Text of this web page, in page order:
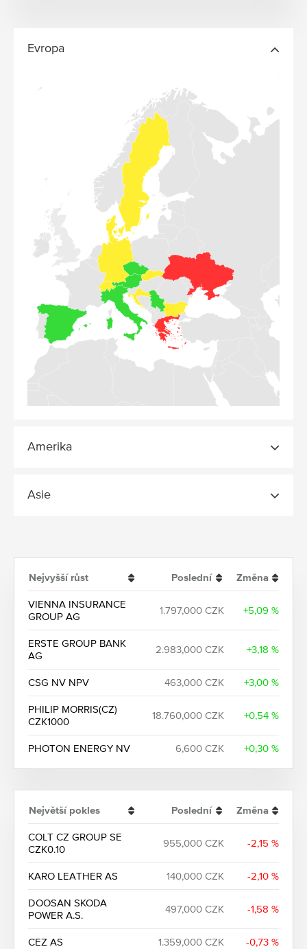
Evropa
Amerika
Asie
Nejvyšší růst Poslední Změna
VIENNA INSURANCE
GROUP AG
1.797,000 CZK +5,09 %
ERSTE GROUP BANK
AG
2.983,000 CZK +3,18 %
CSG NV NPV 463,000 CZK +3,00 %
PHILIP MORRIS(CZ)
CZK1000
18.760,000 CZK +0,54 %
PHOTON ENERGY NV 6,600 CZK +0,30 %
Největší pokles Poslední Změna
COLT CZ GROUP SE
CZK0.10
955,000 CZK -2,15 %
KARO LEATHER AS 140,000 CZK -2,10 %
DOOSAN SKODA
POWER A.S.
497,000 CZK -1,58 %
CEZ AS 1.359,000 CZK -0,73 %